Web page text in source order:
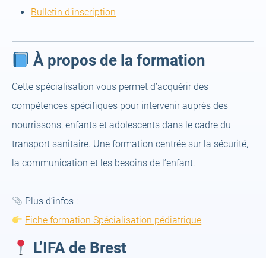
Bulletin d’inscription
tab)
À propos de la formation
Cette spécialisation vous permet d’acquérir des
compétences spécifiques pour intervenir auprès des
nourrissons, enfants et adolescents dans le cadre du
transport sanitaire. Une formation centrée sur la sécurité,
la communication et les besoins de l’enfant.
Plus d’infos :
Fiche formation Spécialisation pédiatrique
L’IFA de Brest